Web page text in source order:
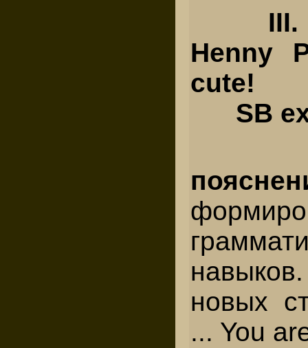
Henny
cute!
SB
новых
... You